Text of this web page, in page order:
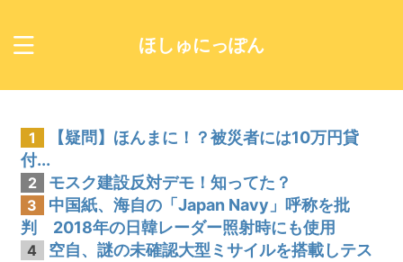
ほしゅにっぽん
1
【疑問】ほんまに！？被災者には10万円貸
付...
2 モスク建設反対デモ！知ってた？
3
中国紙、海自の「Japan Navy」呼称を批
判 2018年の日韓レーダー照射時にも使用
4
空自、謎の未確認大型ミサイルを搭載しテス